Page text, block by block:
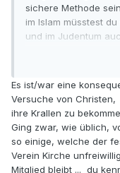
sichere Methode
im Islam müsstest
und im Judentum
Darüber hinaus ist
Es ist/war eine
Versuche von
ihre Krallen zu
Ging zwar, wie üblich,
so einige, welche der
Verein Kirche
Mitglied bleibt ... du